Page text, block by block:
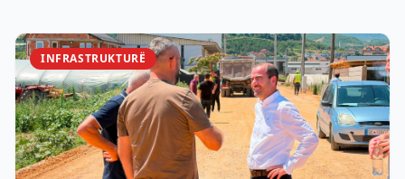
INFRASTRUKTURË